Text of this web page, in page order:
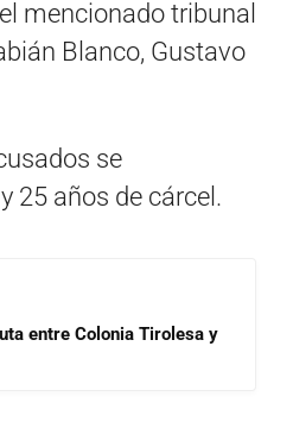
mencionado tribunal
Blanco, Gustavo
se
25 años de cárcel.
entre Colonia Tirolesa y